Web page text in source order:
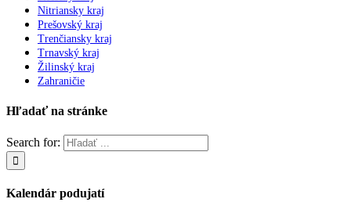
Nitriansky kraj
Prešovský kraj
Trenčiansky kraj
Trnavský kraj
Žilinský kraj
Zahraničie
Hľadať na stránke
Search for:
Kalendár podujatí